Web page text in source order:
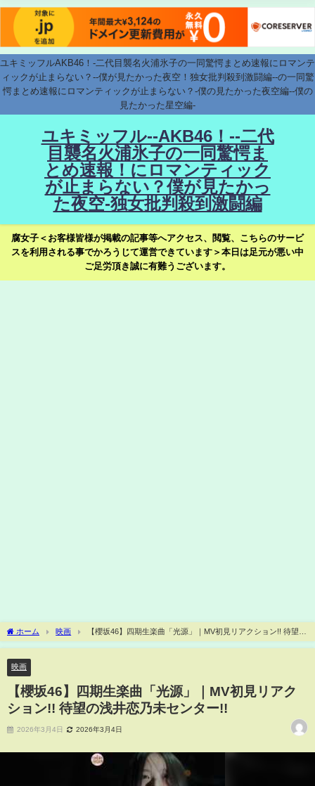
ユキミッフルAKB46！-二代目襲名火浦氷子の一同驚愕まとめ速報にロマンテ
ィックが止まらない？--僕が見たかった夜空！独女批判殺到激闘編--の一同驚
愕まとめ速報にロマンティックが止まらない？-僕の見たかった夜空編--僕の
見たかった星空編-
ユキミッフル--AKB46！--二代
目襲名火浦氷子の一同驚愕ま
とめ速報！にロマンティック
が止まらない？僕が見たかっ
た夜空-独女批判殺到激闘編
腐女子＜お客様皆様が掲載の記事等へアクセス、閲覧、こちらのサービ
スを利用される事でかろうじて運営できています＞本日は足元が悪い中
ご足労頂き誠に有難うございます。
ホーム 映画
【櫻坂46】四期生楽曲「光源」｜MV初見リアクション!! 待望の
浅井恋乃未センター!!
映画
【櫻坂46】四期生楽曲「光源」｜MV初見リアク
ション!! 待望の浅井恋乃未センター!!
2026年3月4日 2026年3月4日